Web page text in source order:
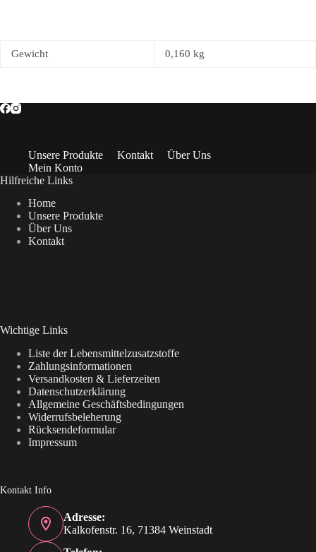
Gewicht 0,160 kg
Unsere Produkte Kontakt
Über Uns
Mein Konto
Hilfreiche Links
Home
Unsere Produkte
Über Uns
Kontakt
Wichtige Links
Liste der Lebensmittelzusatzstoffe
Zahlungsinformationen
Versandkosten & Lieferzeiten
Datenschutzerklärung
Allgemeine Geschäftsbedingungen
Widerrufsbeleherung
Rücksendeformular
Impressum
Kontakt Info
Adresse:
Kalkofenstr. 16, 71384 Weinstadt